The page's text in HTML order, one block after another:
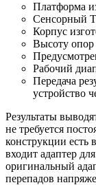
Платформа
Сенсорный
Корпус
Высоту опор
Рабочий
Передача
устройство
Результаты
не требуется
конструкции есть
входит адаптер
оригинальный
перепадов